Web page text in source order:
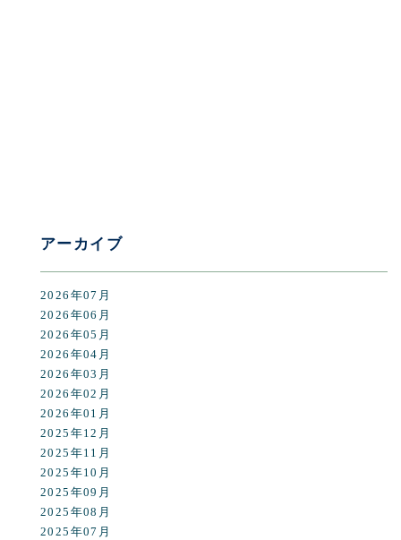
アーカイブ
2026年07月
2026年06月
2026年05月
2026年04月
2026年03月
2026年02月
2026年01月
2025年12月
2025年11月
2025年10月
2025年09月
2025年08月
2025年07月